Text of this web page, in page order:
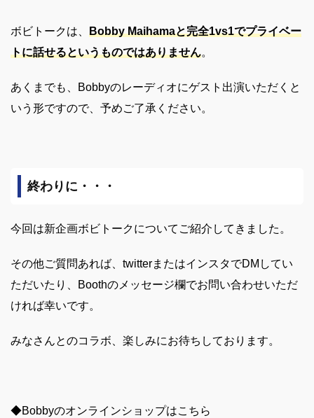
ボビトークは、 Bobby Maihamaと完全1vs1でプライベー
トに話せるというものではありません。
あくまでも、Bobbyのレーディオにゲスト出演いただくと
いう形ですので、予めご了承ください。
終わりに・・・
今回は新企画ボビトークについてご紹介してきました。
その他ご質問あれば、twitterまたはインスタでDMしてい
ただいたり、Boothのメッセージ欄でお問い合わせいただ
ければ幸いです。
みなさんとのコラボ、楽しみにお待ちしております。
◆Bobbyのオンラインショップはこちら